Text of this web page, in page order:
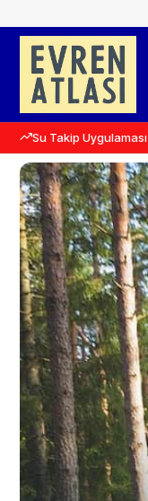
Su Takip Uygulaması